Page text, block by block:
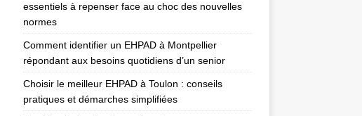
essentiels à repenser face au choc des nouvelles
normes
Comment identifier un EHPAD à Montpellier
répondant aux besoins quotidiens d’un senior
Choisir le meilleur EHPAD à Toulon : conseils
pratiques et démarches simplifiées